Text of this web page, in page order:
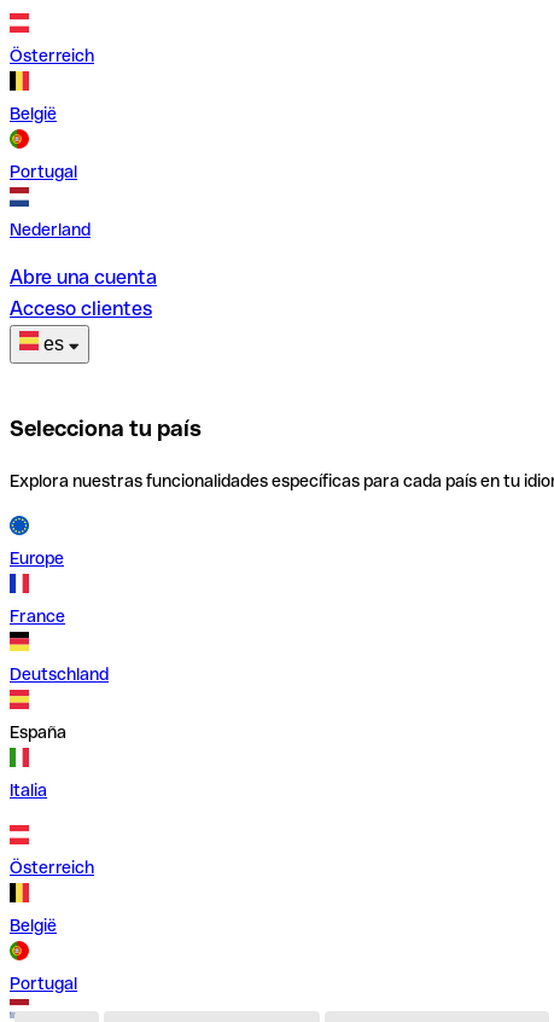
Österreich
België
Portugal
Nederland
Abre una cuenta
Acceso clientes
es
Selecciona tu país
Explora nuestras funcionalidades específicas para cada país en tu
Europe
France
Deutschland
España
Italia
Österreich
België
Portugal